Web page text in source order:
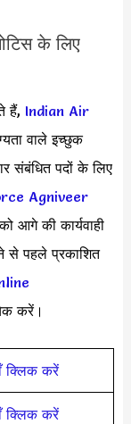
के लिए
हैं, Indian Air
वाले इच्छुक
संबंधित पदों के लिए
Agniveer
आगे की कार्यवाही
से पहले प्रकाशित
करें।
क्लिक करें
क्लिक करें